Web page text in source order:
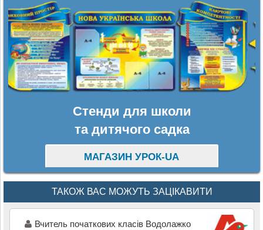
Стенди для школи
та дитячого садка
МАГАЗИН УРОК-UA
ТАКОЖ ВАС МОЖУТЬ ЗАЦІКАВИТИ
Вчитель початкових класів Водолажко